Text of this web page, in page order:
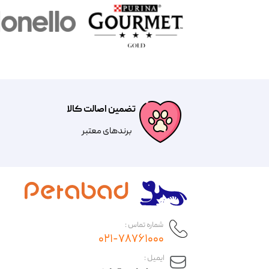
تضمین اصالت کالا
​​برندهای معتبر​​​​​​​
​ایمیل :
شماره تماس :
۰۲۱-۷۸۷۶۱۰۰۰